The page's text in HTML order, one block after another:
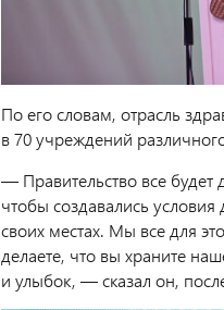
По его словам, отрасль
в 70 учреждений
— Правительство все будет
чтобы создавались
своих местах. Мы все для
делаете, что вы храните
и улыбок, — сказал он,